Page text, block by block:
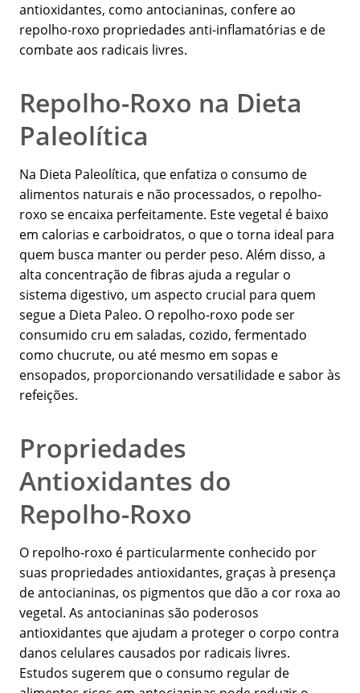
antioxidantes, como antocianinas, confere ao
repolho-roxo propriedades anti-inflamatórias e de
combate aos radicais livres.
Repolho-Roxo na Dieta
Paleolítica
Na Dieta Paleolítica, que enfatiza o consumo de
alimentos naturais e não processados, o repolho-
roxo se encaixa perfeitamente. Este vegetal é baixo
em calorias e carboidratos, o que o torna ideal para
quem busca manter ou perder peso. Além disso, a
alta concentração de fibras ajuda a regular o
sistema digestivo, um aspecto crucial para quem
segue a Dieta Paleo. O repolho-roxo pode ser
consumido cru em saladas, cozido, fermentado
como chucrute, ou até mesmo em sopas e
ensopados, proporcionando versatilidade e sabor às
refeições.
Propriedades
Antioxidantes do
Repolho-Roxo
O repolho-roxo é particularmente conhecido por
suas propriedades antioxidantes, graças à presença
de antocianinas, os pigmentos que dão a cor roxa ao
vegetal. As antocianinas são poderosos
antioxidantes que ajudam a proteger o corpo contra
danos celulares causados por radicais livres.
Estudos sugerem que o consumo regular de